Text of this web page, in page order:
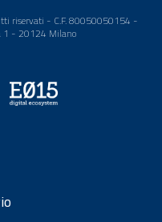
riservati - C.F. 80050050154 -
1 - 20124 Milano